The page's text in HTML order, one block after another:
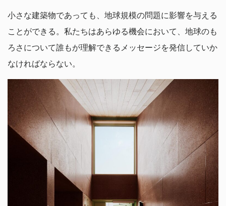
小さな建築物であっても、地球規模の問題に影響を与える
ことができる。私たちはあらゆる機会において、地球のも
ろさについて誰もが理解できるメッセージを発信していか
なければならない。